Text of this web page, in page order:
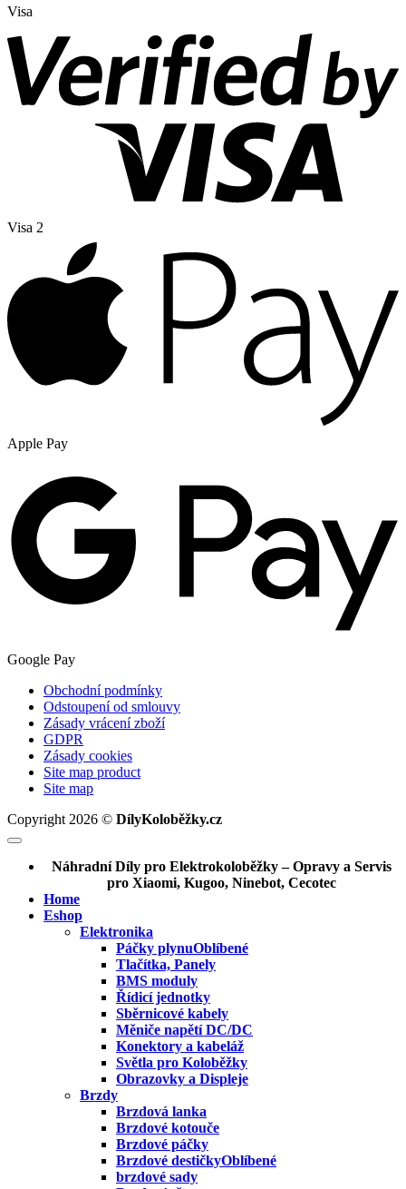
Visa
Visa 2
Apple Pay
Google Pay
Obchodní podmínky
Odstoupení od smlouvy
Zásady vrácení zboží
GDPR
Zásady cookies
Site map product
Site map
Copyright 2026 © DílyKoloběžky.cz
Náhradní Díly pro Elektrokoloběžky – Opravy a Servis
pro Xiaomi, Kugoo, Ninebot, Cecotec
Home
Eshop
Elektronika
Páčky plynu
Tlačítka, Panely
BMS moduly
Řídicí jednotky
Sběrnicové kabely
Měniče napětí DC/DC
Konektory a kabeláž
Světla pro Koloběžky
Obrazovky a Displeje
Brzdy
Brzdová lanka
Brzdové kotouče
Brzdové páčky
Brzdové destičky
brzdové sady